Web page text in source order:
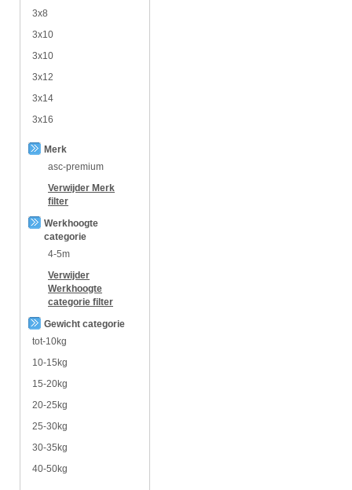
3x8
3x10
3x10
3x12
3x14
3x16
Merk
asc-premium
Verwijder Merk
filter
Werkhoogte
categorie
4-5m
Verwijder
Werkhoogte
categorie filter
Gewicht categorie
tot-10kg
10-15kg
15-20kg
20-25kg
25-30kg
30-35kg
40-50kg